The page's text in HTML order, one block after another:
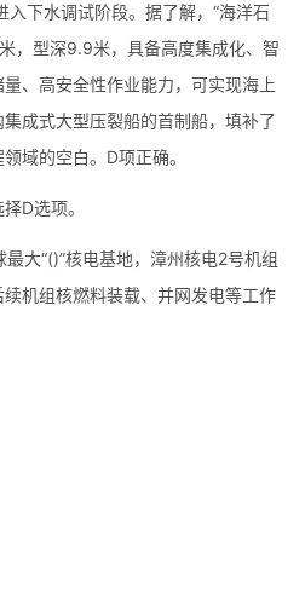
下水调试阶段。据了解，“海洋石
，型深9.9米，具备高度集成化、智
、高安全性作业能力，可实现海上
成式大型压裂船的首制船，填补了
域的空白。D项正确。
D选项。
大“()”核电基地，漳州核电2号机组
机组核燃料装载、并网发电等工作